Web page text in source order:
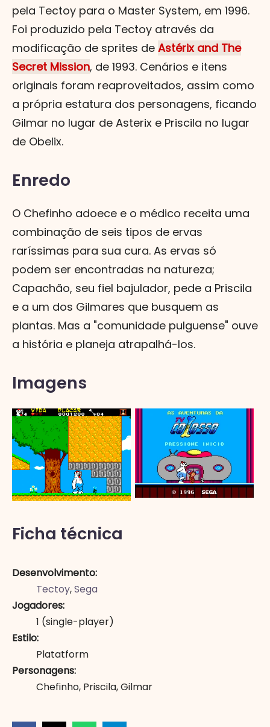
pela Tectoy para o Master System, em 1996.
Foi produzido pela Tectoy através da
modificação de sprites de Astérix and The
Secret Mission, de 1993. Cenários e itens
originais foram reaproveitados, assim como
a própria estatura dos personagens, ficando
Gilmar no lugar de Asterix e Priscila no lugar
de Obelix.
Enredo
O Chefinho adoece e o médico receita uma
combinação de seis tipos de ervas
raríssimas para sua cura. As ervas só
podem ser encontradas na natureza;
Capachão, seu fiel bajulador, pede a Priscila
e a um dos Gilmares que busquem as
plantas. Mas a "comunidade pulguense" ouve
a história e planeja atrapalhá-los.
Imagens
Ficha técnica
Desenvolvimento
Tectoy,Sega
Jogadores
1 (single-player)
Estilo
Platatform
Personagens
Chefinho, Priscila,Gilmar